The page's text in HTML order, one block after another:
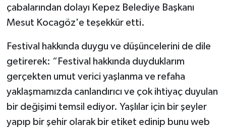
çabalarından dolayı Kepez Belediye Başkanı
Mesut Kocagöz'e teşekkür etti.
Festival hakkında duygu ve düşüncelerini de dile
getirerek: “Festival hakkında duyduklarım
gerçekten umut verici yaşlanma ve refaha
yaklaşmamızda canlandırıcı ve çok ihtiyaç duyulan
bir değişimi temsil ediyor. Yaşlılar için bir şeyler
yapıp bir şehir olarak bir etiket edinip bunu web